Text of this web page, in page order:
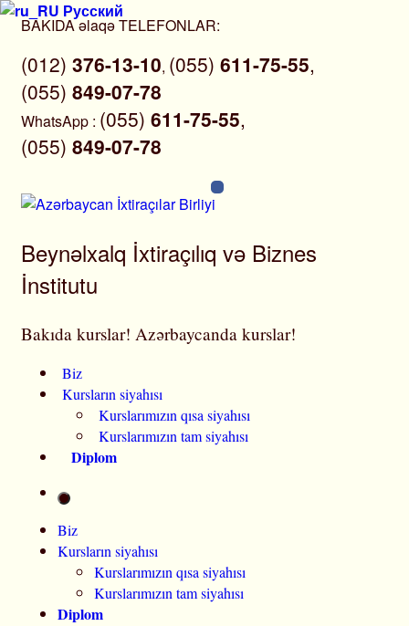
Skip
content
BAKIDA əlaqə TELEFONLAR:
(012) 376-13-10, (055) 611-75-55,
(055) 849-07-78
WhatsApp : (055) 611-75-55,
(055) 849-07-78
Русский
Beynəlxalq İxtiraçılıq və Biznes
İnstitutu
Bakıda kurslar! Azərbaycanda kurslar!
Biz
Kursların siyahısı
Kurslarımızın qısa siyahısı
Kurslarımızın tam siyahısı
Diplom
Biz
Kursların siyahısı
Kurslarımızın qısa siyahısı
Kurslarımızın tam siyahısı
Diplom